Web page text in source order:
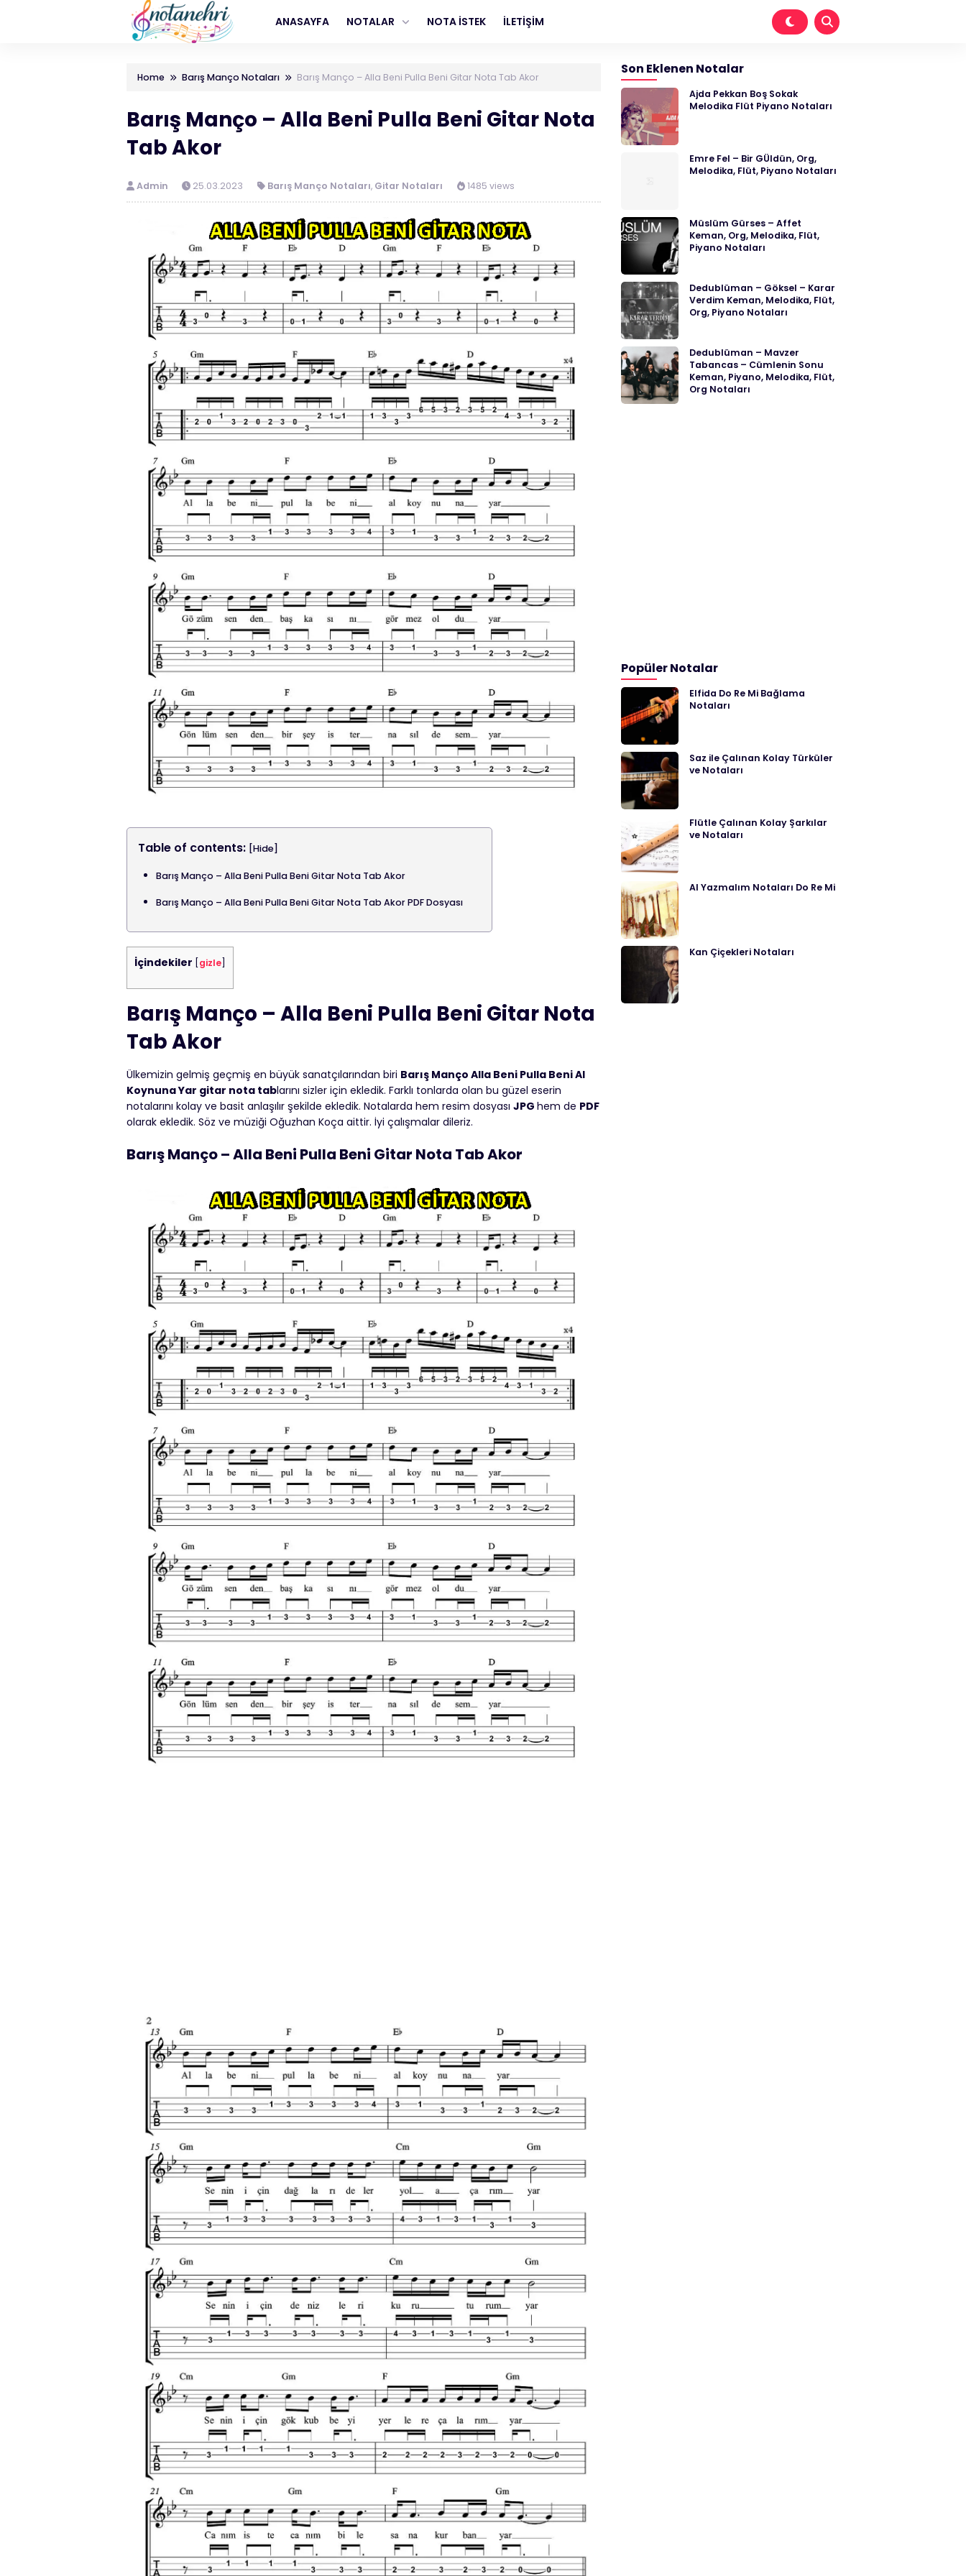
ANASAYFA NOTALAR NOTA İSTEK İLETİŞİM
Home Barış Manço Notaları Barış Manço – Alla Beni Pulla Beni Gitar Nota Tab Akor
Barış Manço – Alla Beni Pulla Beni Gitar Nota
Tab Akor
Admin 25.03.2023 Barış Manço Notaları, Gitar Notaları 1485 views
Table of contents: [Hide]
Barış Manço – Alla Beni Pulla Beni Gitar Nota Tab Akor
Barış Manço – Alla Beni Pulla Beni Gitar Nota Tab Akor PDF Dosyası
İçindekiler gizle
Barış Manço – Alla Beni Pulla Beni Gitar Nota
Tab Akor
Ülkemizin gelmiş geçmiş en büyük sanatçılarından biri Barış Manço Alla Beni Pulla Beni Al
Koynuna Yar gitar nota tablarını sizler için ekledik. Farklı tonlarda olan bu güzel eserin
notalarını kolay ve basit anlaşılır şekilde ekledik. Notalarda hem resim dosyası JPG hem de PDF
olarak ekledik. Söz ve müziği Oğuzhan Koça aittir. İyi çalışmalar dileriz.
Barış Manço – Alla Beni Pulla Beni Gitar Nota Tab Akor
Son Eklenen Notalar
Ajda Pekkan Boş Sokak
Melodika Flüt Piyano Notaları
Emre Fel – Bir GÜldün, Org,
Melodika, Flüt, Piyano Notaları
Müslüm Gürses – Affet
Keman, Org, Melodika, Flüt,
Piyano Notaları
Dedublüman – Göksel – Karar
Verdim Keman, Melodika, Flüt,
Org, Piyano Notaları
Dedublüman – Mavzer
Tabancas – Cümlenin Sonu
Keman, Piyano, Melodika, Flüt,
Org Notaları
Popüler Notalar
Elfida Do Re Mi Bağlama
Notaları
Saz ile Çalınan Kolay Türküler
ve Notaları
Flütle Çalınan Kolay Şarkılar
ve Notaları
Al Yazmalım Notaları Do Re Mi
Kan Çiçekleri Notaları